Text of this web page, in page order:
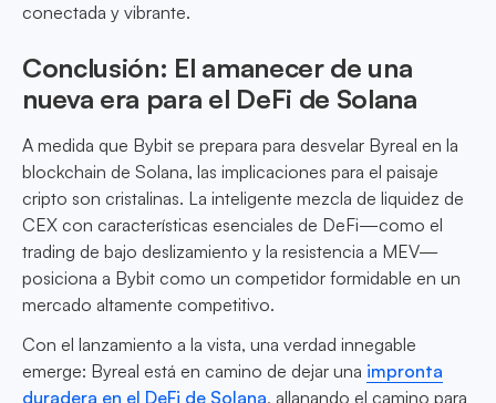
conectada y vibrante.
Conclusión: El amanecer de una
nueva era para el DeFi de Solana
A medida que Bybit se prepara para desvelar Byreal en la
blockchain de Solana, las implicaciones para el paisaje
cripto son cristalinas. La inteligente mezcla de liquidez de
CEX con características esenciales de DeFi—como el
trading de bajo deslizamiento y la resistencia a MEV—
posiciona a Bybit como un competidor formidable en un
mercado altamente competitivo.
Con el lanzamiento a la vista, una verdad innegable
emerge: Byreal está en camino de dejar una impronta
duradera en el DeFi de Solana, allanando el camino para